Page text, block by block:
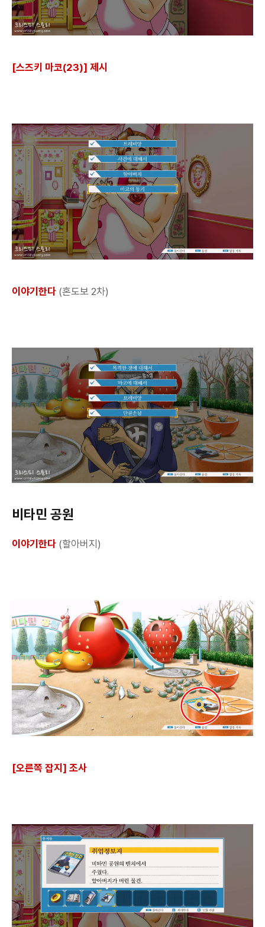
[스즈키 마코(23)] 제시
이야기한다 (혼도보 2차)
비타민 공원
이야기한다 (할아버지)
[오른쪽 잡지] 조사